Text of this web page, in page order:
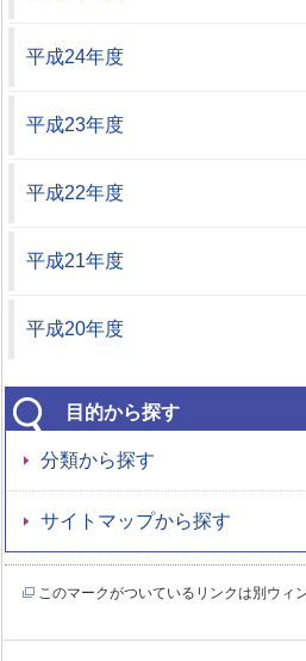
平成24年度
平成23年度
平成22年度
平成21年度
平成20年度
目的から探す
分類から探す
サイトマップから探す
このマークがついているリンクは別ウィ